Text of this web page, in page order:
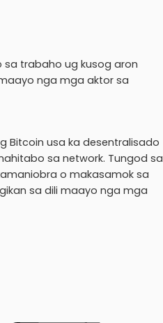
sa trabaho ug kusog aron
nga mga aktor sa
Bitcoin usa ka desentralisado
sa network. Tungod sa
o makasamok sa
sa dili maayo nga mga